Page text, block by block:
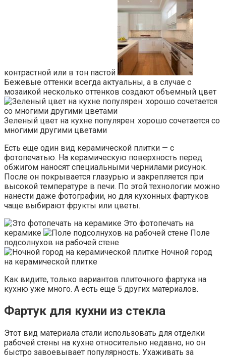
контрастной или в тон пастой
Бежевые оттенки всегда актуальны, а в случае с
мозаикой несколько оттенков создают объемный цвет
Зеленый цвет на кухне популярен: хорошо сочетается со
многими другими цветами
Есть еще один вид керамической плитки — с
фотопечатью. На керамическую поверхность перед
обжигом наносят специальными чернилами рисунок.
После он покрывается глазурью и закрепляется при
высокой температуре в печи. По этой технологии можно
нанести даже фотографии, но для кухонных фартуков
чаще выбирают фрукты или цветы.
Это фотопечать на
керамике
Поле
подсолнухов на рабочей стене
Ночной город
на керамической плитке
Как видите, только вариантов плиточного фартука на
кухню уже много. А есть еще 5 других материалов.
Фартук для кухни из стекла
Этот вид материала стали использовать для отделки
рабочей стены на кухне относительно недавно, но он
быстро завоевывает популярность. Ухаживать за